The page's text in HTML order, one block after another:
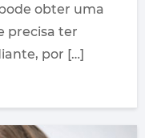
obter uma
precisa ter
por […]